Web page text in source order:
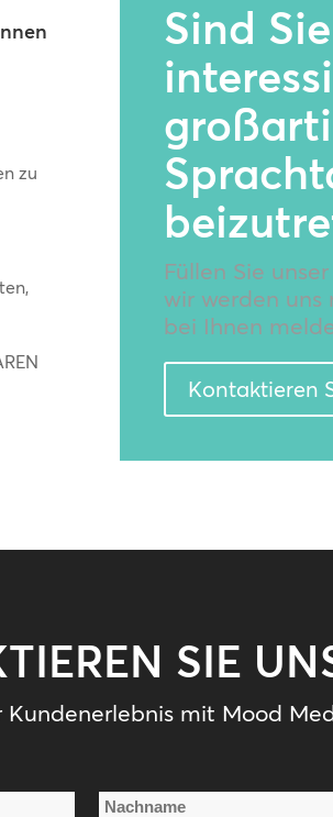
zu
Sind
Füllen Sie
wir werden
bei Ihnen
Kontaktieren
SIE
Kundenerlebnis mit Mood